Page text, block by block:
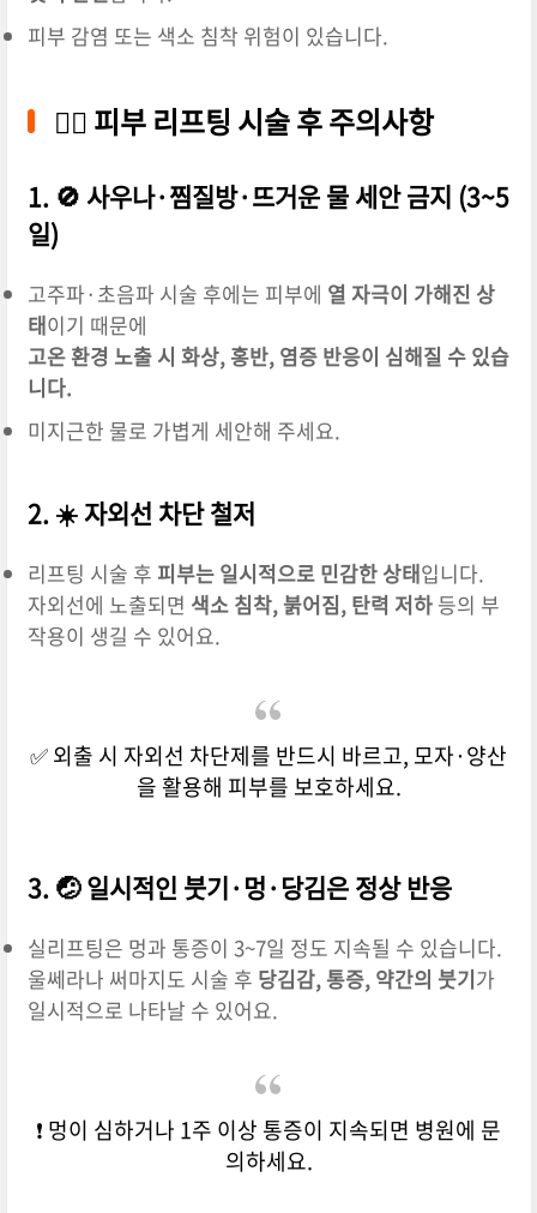
피부 감염 또는 색소 침착 위험이 있습니다.
💆‍♀️ 피부 리프팅 시술 후 주의사항
1. 🚫 사우나·찜질방·뜨거운 물 세안 금지 (3~5
일)
고주파·초음파 시술 후에는 피부에 열 자극이 가해진 상
태이기 때문에
고온 환경 노출 시 화상, 홍반, 염증 반응이 심해질 수 있습
니다.
미지근한 물로 가볍게 세안해 주세요.
2. ☀️ 자외선 차단 철저
리프팅 시술 후 피부는 일시적으로 민감한 상태입니다.
자외선에 노출되면 색소 침착, 붉어짐, 탄력 저하등의 부
작용이 생길 수 있어요.
✅ 외출 시 자외선 차단제를 반드시 바르고, 모자·양산
을 활용해 피부를 보호하세요.
3. 🤕 일시적인 붓기·멍·당김은 정상 반응
실리프팅은 멍과 통증이 3~7일 정도 지속될 수 있습니다.
울쎄라나 써마지도 시술 후 당김감, 통증, 약간의 붓기가
일시적으로 나타날 수 있어요.
❗ 멍이 심하거나 1주 이상 통증이 지속되면 병원에 문
의하세요.